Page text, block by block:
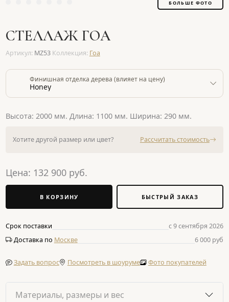
БОЛЬШЕ ФОТО
СТЕЛЛАЖ ГОА
Артикул: MZ53 Коллекция: Гоа
Финишная отделка дерева (влияет на цену)
Honey
Высота: 2000 мм. Длина: 1100 мм. Ширина: 290 мм.
Хотите другой размер или цвет? Рассчитать стоимость
Цена: 132 900руб.
В КОРЗИНУ БЫСТРЫЙ ЗАКАЗ
Срок поставки
с 9 сентября 2026
Доставка по Москве 6 000 руб
Задать вопрос Посмотреть в шоуруме Фото покупателей
Материалы, размеры и вес